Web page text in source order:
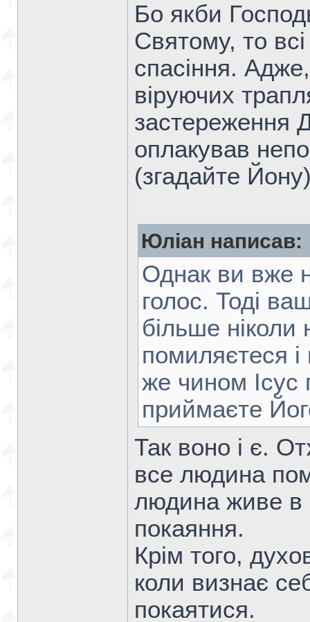
Бо якби
Святому, то
спасіння.
віруючих
застереження
оплакував
(згадайте
Юліан написав:
Однак ви вже
голос. Тоді
більше
помиляєтеся
же чином Ісус
приймаєте
Так воно і є.
все людина
людина живе в
покаяння.
Крім того,
коли визнає
покаятися.